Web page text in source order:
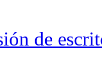
de